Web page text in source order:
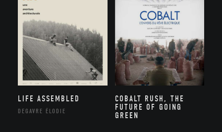
LIFE ASSEMBLED
DEGAVRE ÉLODIE
COBALT RUSH, THE
FUTURE OF GOING
GREEN